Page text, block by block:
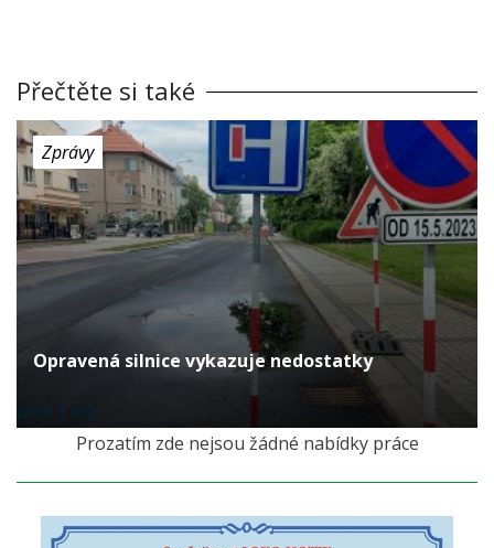
Přečtěte si také
Zprávy
Opravená silnice vykazuje nedostatky
před 3 lety
Prozatím zde nejsou žádné nabídky práce